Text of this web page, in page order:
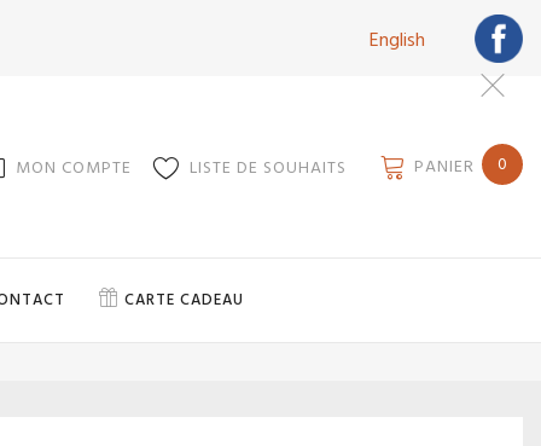
English
MON COMPTE LISTE DE SOUHAITS PANIER 0
CARTE CADEAU